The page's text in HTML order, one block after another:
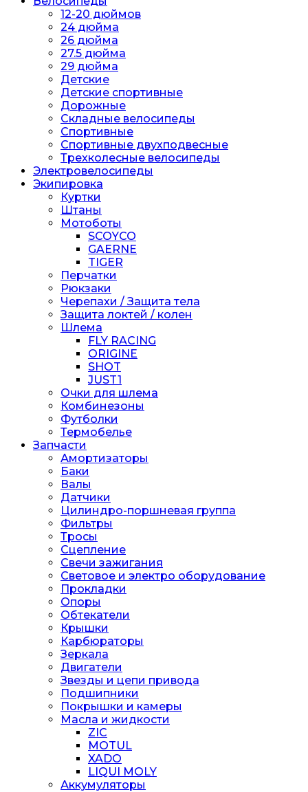
12-20 дюймов
24 дюйма
26 дюйма
27.5 дюйма
29 дюйма
Детские
Детские спортивные
Дорожные
Складные велосипеды
Спортивные
Спортивные двухподвесные
Трехколесные велосипеды
Электровелосипеды
Экипировка
Куртки
Штаны
Мотоботы
SCOYCO
GAERNE
TIGER
Перчатки
Рюкзаки
Черепахи / Защита тела
Защита локтей / колен
Шлема
FLY RACING
ORIGINE
SHOT
JUST1
Очки для шлема
Комбинезоны
Футболки
Термобелье
Запчасти
Амортизаторы
Баки
Валы
Датчики
Цилиндро-поршневая группа
Фильтры
Тросы
Сцепление
Свечи зажигания
Световое и электро оборудование
Прокладки
Опоры
Обтекатели
Крышки
Карбюраторы
Зеркала
Двигатели
Звезды и цепи привода
Подшипники
Покрышки и камеры
Масла и жидкости
ZIC
MOTUL
XADO
LIQUI MOLY
Аккумуляторы